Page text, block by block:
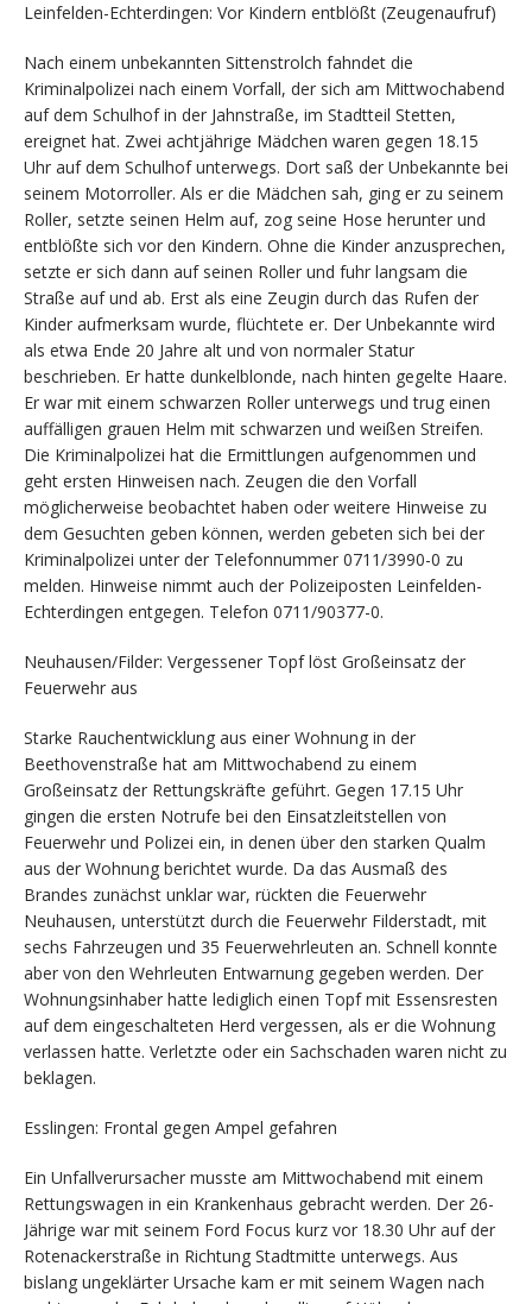
Leinfelden-Echterdingen: Vor Kindern entblößt (Zeugenaufruf)
Nach einem unbekannten Sittenstrolch fahndet die
Kriminalpolizei nach einem Vorfall, der sich am Mittwochabend
auf dem Schulhof in der Jahnstraße, im Stadtteil Stetten,
ereignet hat. Zwei achtjährige Mädchen waren gegen 18.15
Uhr auf dem Schulhof unterwegs. Dort saß der Unbekannte bei
seinem Motorroller. Als er die Mädchen sah, ging er zu seinem
Roller, setzte seinen Helm auf, zog seine Hose herunter und
entblößte sich vor den Kindern. Ohne die Kinder anzusprechen,
setzte er sich dann auf seinen Roller und fuhr langsam die
Straße auf und ab. Erst als eine Zeugin durch das Rufen der
Kinder aufmerksam wurde, flüchtete er. Der Unbekannte wird
als etwa Ende 20 Jahre alt und von normaler Statur
beschrieben. Er hatte dunkelblonde, nach hinten gegelte Haare.
Er war mit einem schwarzen Roller unterwegs und trug einen
auffälligen grauen Helm mit schwarzen und weißen Streifen.
Die Kriminalpolizei hat die Ermittlungen aufgenommen und
geht ersten Hinweisen nach. Zeugen die den Vorfall
möglicherweise beobachtet haben oder weitere Hinweise zu
dem Gesuchten geben können, werden gebeten sich bei der
Kriminalpolizei unter der Telefonnummer 0711/3990-0 zu
melden. Hinweise nimmt auch der Polizeiposten Leinfelden-
Echterdingen entgegen. Telefon 0711/90377-0.
Neuhausen/Filder: Vergessener Topf löst Großeinsatz der
Feuerwehr aus
Starke Rauchentwicklung aus einer Wohnung in der
Beethovenstraße hat am Mittwochabend zu einem
Großeinsatz der Rettungskräfte geführt. Gegen 17.15 Uhr
gingen die ersten Notrufe bei den Einsatzleitstellen von
Feuerwehr und Polizei ein, in denen über den starken Qualm
aus der Wohnung berichtet wurde. Da das Ausmaß des
Brandes zunächst unklar war, rückten die Feuerwehr
Neuhausen, unterstützt durch die Feuerwehr Filderstadt, mit
sechs Fahrzeugen und 35 Feuerwehrleuten an. Schnell konnte
aber von den Wehrleuten Entwarnung gegeben werden. Der
Wohnungsinhaber hatte lediglich einen Topf mit Essensresten
auf dem eingeschalteten Herd vergessen, als er die Wohnung
verlassen hatte. Verletzte oder ein Sachschaden waren nicht zu
beklagen.
Esslingen: Frontal gegen Ampel gefahren
Ein Unfallverursacher musste am Mittwochabend mit einem
Rettungswagen in ein Krankenhaus gebracht werden. Der 26-
Jährige war mit seinem Ford Focus kurz vor 18.30 Uhr auf der
Rotenackerstraße in Richtung Stadtmitte unterwegs. Aus
bislang ungeklärter Ursache kam er mit seinem Wagen nach